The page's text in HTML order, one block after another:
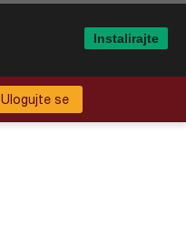
Ulogujte se
Instalirajte